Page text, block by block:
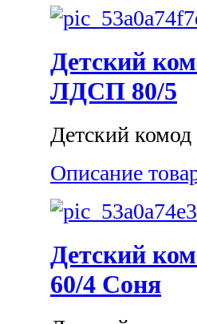
Детский
ЛДСП 80/5
Детский
Описание
Детский
60/4 Соня